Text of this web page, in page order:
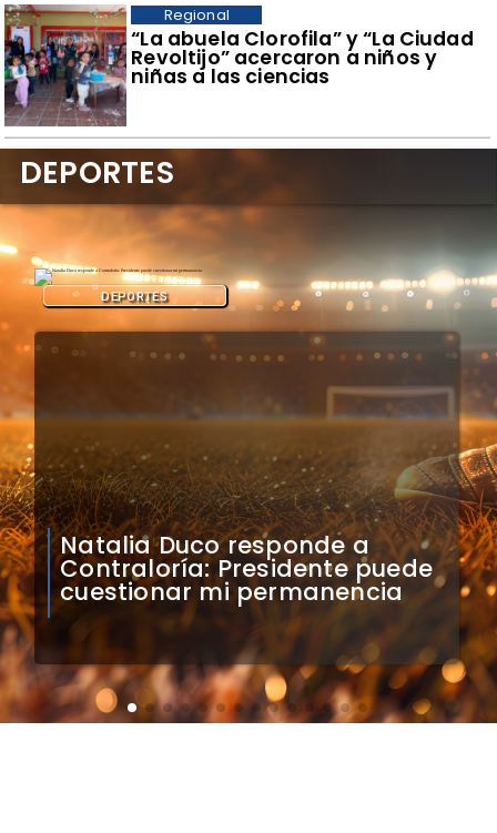
​“La abuela Clorofila” y “La Ciudad
Revoltijo” acercaron a niños y
niñas a las ciencias
Regional
Colo Colo confirma artistas
para bienvenida a Vozinha en
el Monumental
DEPORTES
DEPORTES